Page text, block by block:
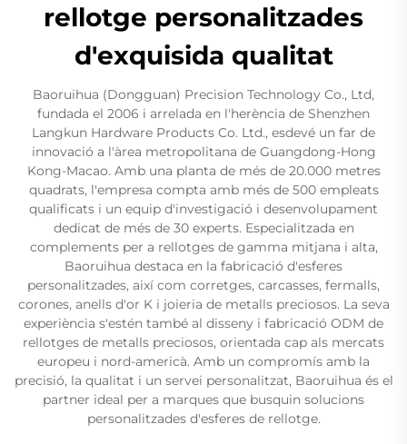
rellotge personalitzades
d'exquisida qualitat
Baoruihua (Dongguan) Precision Technology Co., Ltd,
fundada el 2006 i arrelada en l'herència de Shenzhen
Langkun Hardware Products Co. Ltd., esdevé un far de
innovació a l'àrea metropolitana de Guangdong-Hong
Kong-Macao. Amb una planta de més de 20.000 metres
quadrats, l'empresa compta amb més de 500 empleats
qualificats i un equip d'investigació i desenvolupament
dedicat de més de 30 experts. Especialitzada en
complements per a rellotges de gamma mitjana i alta,
Baoruihua destaca en la fabricació d'esferes
personalitzades, així com corretges, carcasses, fermalls,
corones, anells d'or K i joieria de metalls preciosos. La seva
experiència s'estén també al disseny i fabricació ODM de
rellotges de metalls preciosos, orientada cap als mercats
europeu i nord-americà. Amb un compromís amb la
precisió, la qualitat i un servei personalitzat, Baoruihua és el
partner ideal per a marques que busquin solucions
personalitzades d'esferes de rellotge.